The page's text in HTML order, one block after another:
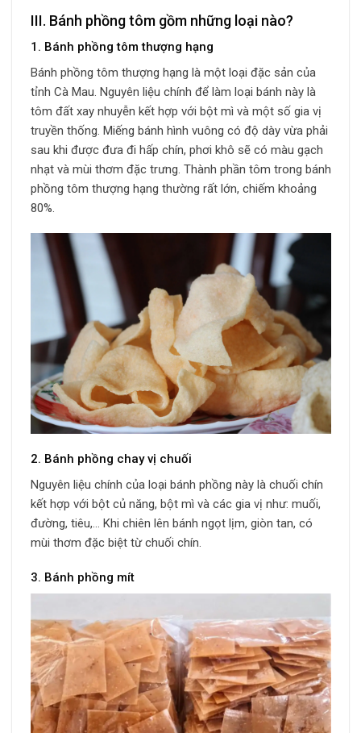
III. Bánh phồng tôm gồm những loại nào?
1. Bánh phồng tôm thượng hạng
Bánh phồng tôm thượng hạng là một loại đặc sản của
tỉnh Cà Mau. Nguyên liệu chính để làm loại bánh này là
tôm đất xay nhuyễn kết hợp với bột mì và một số gia vị
truyền thống. Miếng bánh hình vuông có độ dày vừa phải
sau khi được đưa đi hấp chín, phơi khô sẽ có màu gạch
nhạt và mùi thơm đặc trưng. Thành phần tôm trong bánh
phồng tôm thượng hạng thường rất lớn, chiếm khoảng
80%.
2. Bánh phồng chay vị chuối
Nguyên liệu chính của loại bánh phồng này là chuối chín
kết hợp với bột củ năng, bột mì và các gia vị như: muối,
đường, tiêu,… Khi chiên lên bánh ngọt lịm, giòn tan, có
mùi thơm đặc biệt từ chuối chín.
3. Bánh phồng mít